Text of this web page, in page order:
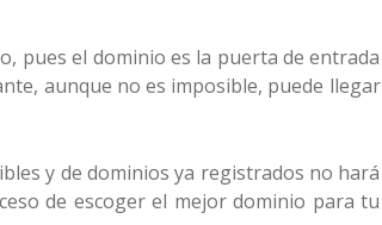
pues el dominio es la puerta de entrada
aunque no es imposible, puede llegar
y de dominios ya registrados no hará
de escoger el mejor dominio para tu